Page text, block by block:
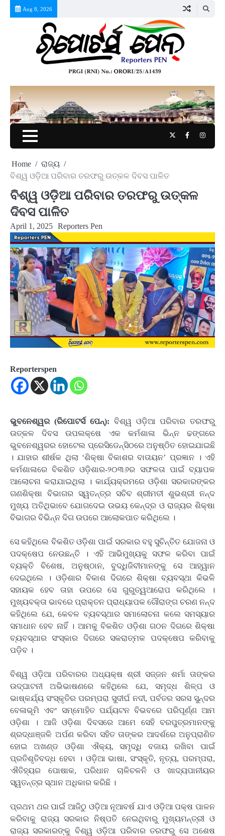
Aug 8, 2026
TwitterFacebook
Home
ରାଜ୍ୟ
ବିଶ୍ୱ ଓଡ଼ିଆ ପରିବାର ତରଫରୁ ଉତ୍କଳ ଦିବସ ପାଳିତ
ବିଶ୍ୱ ଓଡ଼ିଆ ପରିବାର ତରଫରୁ ଉତ୍କଳ
ଦିବସ ପାଳିତ
April 1, 2025 Reporters Pen
Reporterspen
ଭୁବନେଶ୍ୱର (ରିପୋଟର୍ସ ପେନ୍): ବିଶ୍ୱ ଓଡ଼ିଆ ପରିବାର ତରଫରୁ
ଉତ୍କଳ ଦିବସ ଉପଲକ୍ଷେ ଏକ କର୍ମଶାଳା ଭିନ୍ନ ଢଙ୍ଗରେ
ଭୁବନେଶ୍ୱରର ହୋଟେଲ ପ୍ରେସିଡେନ୍ସିଠରେ ଅନୁଷ୍ଠିତ ହୋଇଯାଇଛି
। ଯାହାର ଶୀର୍ଷକ ଥିଲା ‘ଶିକ୍ଷା ବିକାଶର ବାତାୟନ’ ପ୍ରଜ୍ଞାନ । ଏହି
କର୍ମଶାଳାରେ ବିକଶିତ ଓଡ଼ିଶାର-୨୦୩୬ର ସଫଳତା ପାଇଁ ବ୍ୟାପକ
ଆଲୋଚନା କରାଯାଇଥିଲା । କାର୍ଯ୍ୟକ୍ରମରେ ଓଡ଼ିଶା ସରକାରଙ୍କର
ଗଣଶିକ୍ଷା ବିଭାଗର ସ୍ୱତନ୍ତ୍ର ସଚିବ ଶ୍ରୀମତୀ ଶୁଭଶ୍ରୀ ନନ୍ଦ
ମୁଖ୍ୟ ଅତିଥିଭାବେ ଯୋଗଦେଇ ଉଭୟ କେନ୍ଦ୍ର ଓ ରାଜ୍ୟର ଶିକ୍ଷା
ବିଭାଗର ବିଭିନ୍ନ ଦିଗ ଉପରେ ଆଲୋକପାତ କରିଥିଲେ ।
ସେ କହିଥିଲେ ବିକଶିତ ଓଡ଼ିଶା ପାଇଁ ସରକାର ବହୁ ସୁଚିନ୍ତିତ ଯୋଜନା ଓ
ପଦକ୍ଷେପ ନେଉଛନ୍ତି । ଏହି ଆଭିମୁଖ୍ୟକୁ ସଫଳ କରିବା ପାଇଁ
ବ୍ୟକ୍ତି ବିଶେଷ, ଅନୁଷ୍ଠାନ, ବୁଦ୍ଧିଜିବୀମାନଙ୍କୁ ସେ ଆହ୍ୱାନ
ଦେଇଥିଲେ । ଓଡ଼ିଶାର ବିକାଶ ଦିଗରେ ଶିକ୍ଷା ବ୍ୟବସ୍ଥା କିଭଳି
ସହାୟକ ହେବ ତାହା ଉପରେ ସେ ଗୁରୁତ୍ୱଆରୋପ କରିଥିଲେ ।
ମୁଖ୍ୟବକ୍ତା ଭାବରେ ପ୍ରାକ୍ତନ ପ୍ରାଧ୍ୟାପକ ଗୌରାଙ୍ଗ ଚରଣ ନନ୍ଦ
କହିଥିଲେ ଯେ, କେବଳ ବ୍ୟବସ୍ଥାର ସମାଲୋଚନା କଲେ ସମସ୍ୟାର
ସମାଧାନ ହେବ ନାହିଁ । ଆମକୁ ବିକଶିତ ଓଡ଼ିଶା ଗଠନ ଦିଗରେ ଶିକ୍ଷା
ବ୍ୟବସ୍ଥାର ସଂସ୍କାର ଦିଗରେ ସକରାତ୍ମକ ପଦକ୍ଷେପ କରିବାକୁ
ପଡ଼ିବ ।
ବିଶ୍ୱ ଓଡ଼ିଆ ପରିବାରର ଅଧ୍ୟକ୍ଷ ଶ୍ରୀ ସଜ୍ଜନ ଶର୍ମା ତାଙ୍କର
ଉଦ୍‌ଘାଟନୀ ଅଭିଭାଷଣରେ କହିଥିଲେ ଯେ, ସମୃଦ୍ଧ ଶିଳ୍ପ ଓ
ଭାଷ୍କର୍ଯ୍ୟ ସଂସ୍କୃତିର ପରମ୍ପରା ସୁଦୀର୍ଘ ନଦୀ, ପର୍ବତର ସରସ ସୁନ୍ଦର
ବେଳାଭୂମି ଏବଂ ସମ୍ମୋହିତ ପର୍ଯ୍ୟଟନ ବିଭବରେ ପରିପୂର୍ଣ୍ଣ ଆମ
ଓଡ଼ିଶା । ଆଜି ଓଡ଼ିଶା ଦିବସରେ ଆମେ ସେହି ବରପୁତ୍ରମାନଙ୍କୁ
ଶ୍ରଦ୍ଧାଞ୍ଜଳି ଅର୍ପଣ କରିବା ସହିତ ତାଙ୍କର ଆଦର୍ଶରେ ଅନୁପ୍ରାଣିତ
ହୋଇ ଅଖଣ୍ଡ ଓଡ଼ିଶା ଐକ୍ୟ, ସମୃଦ୍ଧି ବଜାୟ ରଖିବା ପାଇଁ
ପ୍ରତିଶୃତିବଦ୍ଧ ହେବା । ଓଡ଼ିଆ ଭାଷା, ସଂସ୍କୃତି, ନୃତ୍ୟ, ପରମ୍ପରା,
ଐତିହ୍ୟର ପୋଷାକ, ପରିଧାନ ଚାଳିଚଳନି ଓ ଖାଦ୍ୟପାନୀୟର
ସ୍ୱତନ୍ତ୍ର ସ୍ଥାନ ଅଧିକାର କରିଛି ।
ପ୍ରଥମ ଥର ପାଇଁ ଆଜିଠୁ ଓଡ଼ିଆ ନୂଆବର୍ଷ ଯାଏ ଓଡ଼ିଆ ପକ୍ଷ ପାଳନ
କରିବାକୁ ରାଜ୍ୟ ସରକାର ନିଷ୍ପତି ନେଇଥିବାରୁ ମୁଖ୍ୟମନ୍ତ୍ରୀ ଓ
ରାଜ୍ୟ ସରକାରଙ୍କୁ ବିଶ୍ୱ ଓଡ଼ିଆ ପରିବାର ତରଫରୁ ସେ ଅଶେଷ